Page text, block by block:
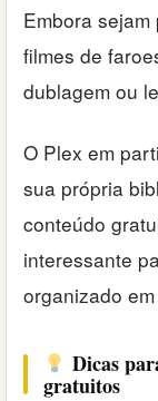
Embora
filmes de
dublagem ou
O Plex em
sua própria
conteúdo
interessante
organizado
Dicas
gratuitos